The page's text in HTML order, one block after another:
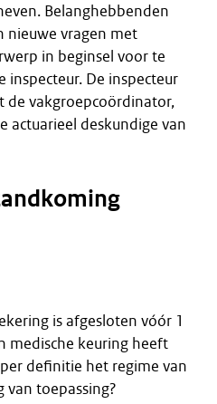
Belanghebbenden
nieuwe vragen met
in beginsel voor te
inspecteur. De inspecteur
de vakgroepcoördinator,
actuarieel deskundige van
is afgesloten vóór 1
medische keuring heeft
definitie het regime van
van toepassing?